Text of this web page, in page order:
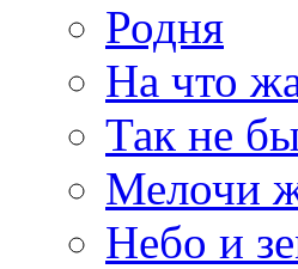
Родня
На что
Так не
Мелочи
Небо и